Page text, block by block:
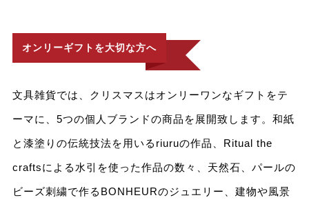
オンリーギフトを大切な方へ
文具雑貨では、クリスマスはオンリーワンなギフトをテ
ーマに、5つの個人ブランドの商品を展開致します。和紙
と漆塗りの伝統技法を用いるriuruの作品、Ritual the
craftsによる水引を使った作品の数々、天然石、パールの
ビーズ刺繍で作るBONHEURのジュエリー、建物や風景